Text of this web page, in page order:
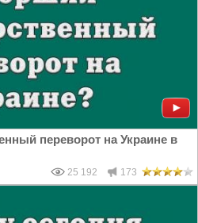
переворот на Украине в
25 192 173